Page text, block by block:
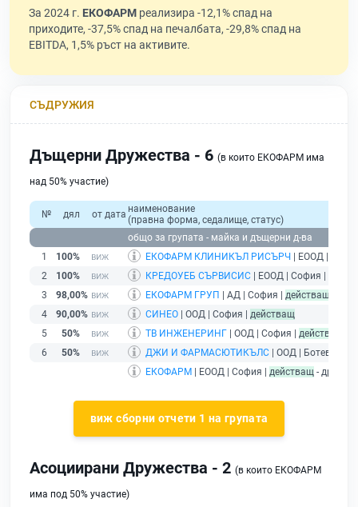
За 2024 г. ЕКОФАРМ реализира -12,1% спад на
приходите, -37,5% спад на печалбата, -29,8% спад на
EBITDA, 1,5% ръст на активите.
СЪДРУЖИЯ
Дъщерни Дружества - 6 (в които ЕКОФАРМ има
над 50% участие)
№ дял от дата наименование
(правна форма, седалище, статус)
общо за групата - майка и дъщерни д-ва
1
100% ЕКОФАРМ КЛИНИКЪЛ РИСЪРЧ
| ЕООД |
2
100% КРЕДОУЕБ СЪРВИСИС | ЕООД | София |
3
98,00% ЕКОФАРМ ГРУП | АД | София | действащ
4
90,00% СИНЕО | ООД | София | действащ
5
50% ТВ ИНЖЕНЕРИНГ | ООД | София | действащ
6
50% ДЖИ И ФАРМАСЮТИКЪЛС | ООД | Ботевград |
ЕКОФАРМ | ЕООД | София | действащ -
виж сборни отчети 1 на групата
Асоциирани Дружества - 2 (в които ЕКОФАРМ
има под 50% участие)